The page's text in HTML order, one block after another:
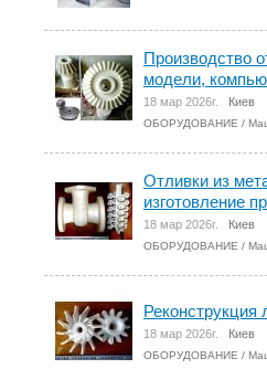
Производство
модели,
18 мар 2026г. Киев
ОБОРУДОВАНИЕ /
Отливки из
изготовление
18 мар 2026г. Киев
ОБОРУДОВАНИЕ /
Реконструкция
18 мар 2026г. Киев
ОБОРУДОВАНИЕ /